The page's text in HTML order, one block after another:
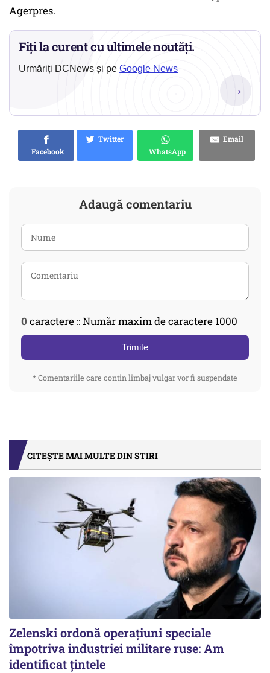
Agerpres.
Fiți la curent cu ultimele noutăți.
Urmăriți DCNews și pe Google News
→
Facebook
Twitter
WhatsApp
Email
Adaugă comentariu
0 caractere :: Număr maxim de caractere 1000
Trimite
* Comentariile care contin limbaj vulgar vor fi suspendate
CITEȘTE MAI MULTE DIN STIRI
Zelenski ordonă operațiuni speciale
împotriva industriei militare ruse: Am
identificat țintele